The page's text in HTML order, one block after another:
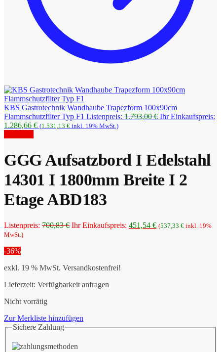
KBS Gastrotechnik Wandhaube Trapezform 100x90cm
Flammschutzfilter Typ F1 Listenpreis: 1.793,00€ Ursprünglicher
Ihr Einkaufspreis:
1.286,66 €Aktueller
(1.531,13 € inkl. 19% MwSt.)
GGG Aufsatzbord I Edelstahl
14301 I 1800mm Breite I 2
Etage ABD183
Listenpreis: 700,83€ Ursprünglicher
Ihr Einkaufspreis: 451,54 €Aktueller
(537,33 € inkl. 19%
MwSt.)
-36%
exkl. 19 % MwSt. Versandkostenfrei!
Lieferzeit: Verfügbarkeit anfragen
Nicht vorrätig
Zur Merkliste hinzufügen
Sichere Zahlung